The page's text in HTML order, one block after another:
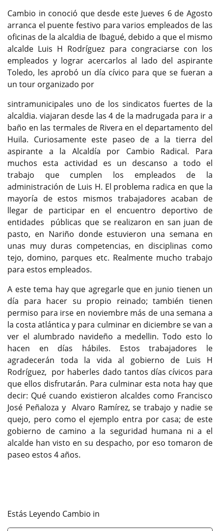
Cambio in conoció que desde este Jueves 6 de Agosto
arranca el puente festivo para varios empleados de las
oficinas de la alcaldia de Ibagué, debido a que el mismo
alcalde Luis H Rodríguez para congraciarse con los
empleados y lograr acercarlos al lado del aspirante
Toledo, les aprobó un día cívico para que se fueran a
un tour organizado por
sintramunicipales uno de los sindicatos fuertes de la
alcaldia. viajaran desde las 4 de la madrugada para ir a
baño en las termales de Rivera en el departamento del
Huila. Curiosamente este paseo de a la tierra del
aspirante a la Alcaldía por Cambio Radical. Para
muchos esta actividad es un descanso a todo el
trabajo que cumplen los empleados de la
administración de Luis H. El problema radica en que la
mayoría de estos mismos trabajadores acaban de
llegar de participar en el encuentro deportivo de
entidades públicas que se realizaron en san juan de
pasto, en Nariño donde estuvieron una semana en
unas muy duras competencias, en disciplinas como
tejo, domino, parques etc. Realmente mucho trabajo
para estos empleados.
A este tema hay que agregarle que en junio tienen un
día para hacer su propio reinado; también tienen
permiso para irse en noviembre más de una semana a
la costa atlántica y para culminar en diciembre se van a
ver el alumbrado navideño a medellin. Todo esto lo
hacen en días hábiles. Estos trabajadores le
agradecerán toda la vida al gobierno de Luis H
Rodríguez, por haberles dado tantos días cívicos para
que ellos disfrutarán. Para culminar esta nota hay que
decir: Qué cuando existieron alcaldes como Francisco
José Peñaloza y Alvaro Ramírez, se trabajo y nadie se
quejo, pero como el ejemplo entra por casa; de este
gobierno de camino a la seguridad humana ni a el
alcalde han visto en su despacho, por eso tomaron de
paseo estos 4 años.
Estás Leyendo Cambio in